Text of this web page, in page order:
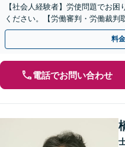
【社会人経験者】労使問題でお
ください。【労働審判・労働裁判
もいただいております。
料
電話でお問い合わせ